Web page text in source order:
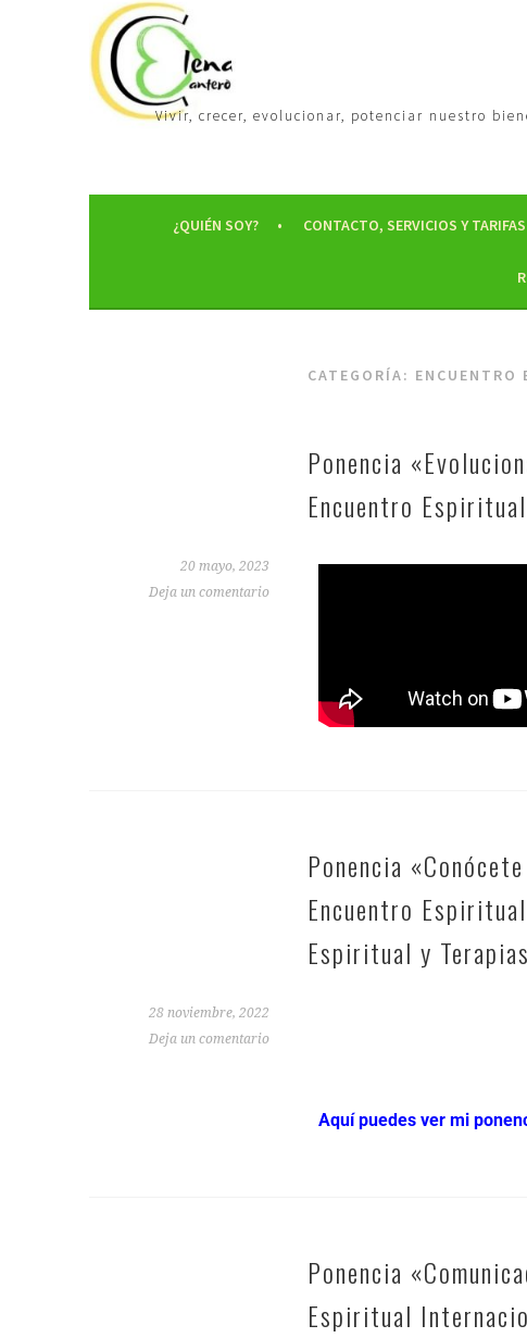
Vivir, crecer, evolucionar, potenciar nuestro
¿QUIÉN SOY? CONTACTO, SERVICIOS Y TARIFAS
CATEGORÍA: ENCUENTRO
Ponencia
Encuentro
20 mayo, 2023
Deja un comentario
Ponencia
Encuentro
Espiritual y Terapias
28 noviembre, 2022
Deja un comentario
Aquí puedes ver mi
Ponencia
Espiritual